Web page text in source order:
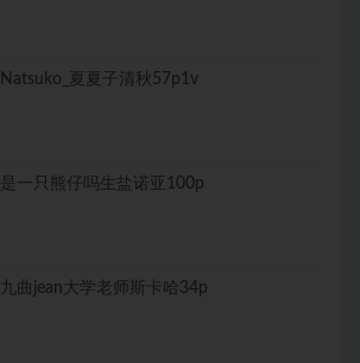
Natsuko_夏夏子清秋57p1v
是一只熊仔吗生盐诺亚100p
九曲jean大学老师斯卡哈34p